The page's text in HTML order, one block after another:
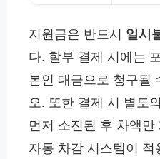
지원금은 반드시 일시
다. 할부 결제 시에는
본인 대금으로 청구될
오. 또한 결제 시 별도
먼저 소진된 후 차액
자동 차감 시스템이 적